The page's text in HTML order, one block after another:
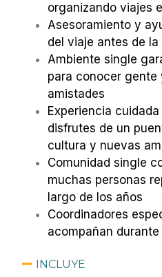
organizando viajes
Asesoramiento y
del viaje antes de la
Ambiente single
para conocer gente
amistades
Experiencia
disfrutes de un
cultura y nuevas
Comunidad single
muchas personas
largo de los años
Coordinadores
acompañan
INCLUYE